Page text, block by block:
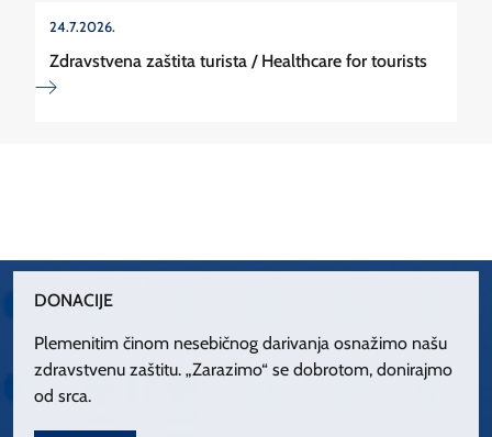
24.7.2026.
Zdravstvena zaštita turista / Healthcare for tourists
DONACIJE
Plemenitim činom nesebičnog darivanja osnažimo našu
zdravstvenu zaštitu. „Zarazimo“ se dobrotom, donirajmo
od srca.